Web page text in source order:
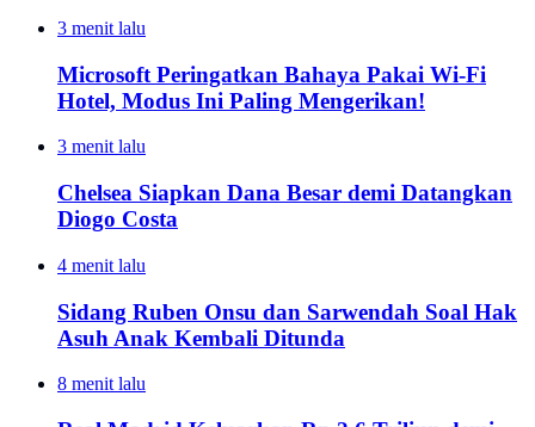
3 menit lalu
Microsoft Peringatkan Bahaya Pakai Wi-Fi
Hotel, Modus Ini Paling Mengerikan!
3 menit lalu
Chelsea Siapkan Dana Besar demi Datangkan
Diogo Costa
4 menit lalu
Sidang Ruben Onsu dan Sarwendah Soal Hak
Asuh Anak Kembali Ditunda
8 menit lalu